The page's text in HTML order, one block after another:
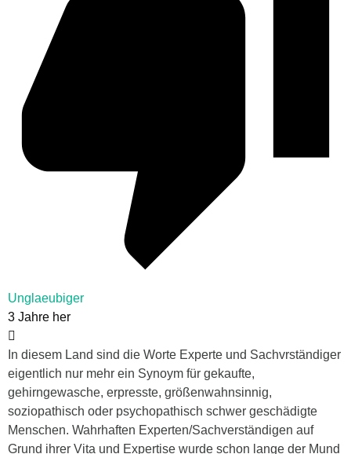
Unglaeubiger
3 Jahre her
In diesem Land sind die Worte Experte und Sachvrständiger
eigentlich nur mehr ein Synoym für gekaufte,
gehirngewasche, erpresste, größenwahnsinnig,
soziopathisch oder psychopathisch schwer geschädigte
Menschen. Wahrhaften Experten/Sachverständigen auf
Grund ihrer Vita und Expertise wurde schon lange der Mund